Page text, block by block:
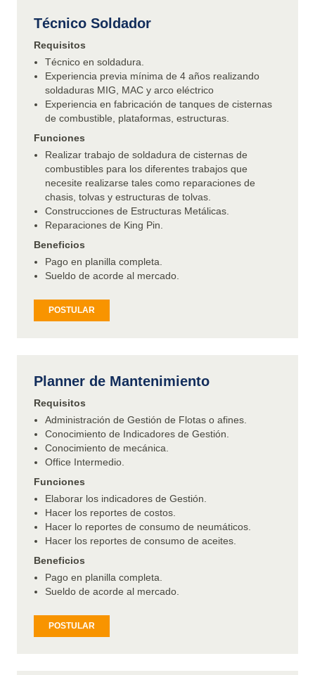
Técnico Soldador
Requisitos
Técnico en soldadura.
Experiencia previa mínima de 4 años realizando
soldaduras MIG, MAC y arco eléctrico
Experiencia en fabricación de tanques de cisternas
de combustible, plataformas, estructuras.
Funciones
Realizar trabajo de soldadura de cisternas de
combustibles para los diferentes trabajos que
necesite realizarse tales como reparaciones de
chasis, tolvas y estructuras de tolvas.
Construcciones de Estructuras Metálicas.
Reparaciones de King Pin.
Beneficios
Pago en planilla completa.
Sueldo de acorde al mercado.
POSTULAR
Planner de Mantenimiento
Requisitos
Administración de Gestión de Flotas o afines.
Conocimiento de Indicadores de Gestión.
Conocimiento de mecánica.
Office Intermedio.
Funciones
Elaborar los indicadores de Gestión.
Hacer los reportes de costos.
Hacer lo reportes de consumo de neumáticos.
Hacer los reportes de consumo de aceites.
Beneficios
Pago en planilla completa.
Sueldo de acorde al mercado.
POSTULAR